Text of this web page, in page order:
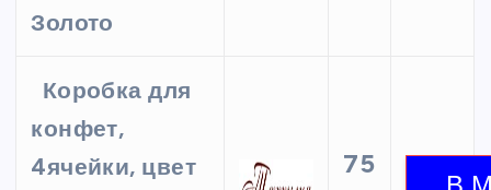
Золото
Коробка для
конфет,
4ячейки, цвет
75